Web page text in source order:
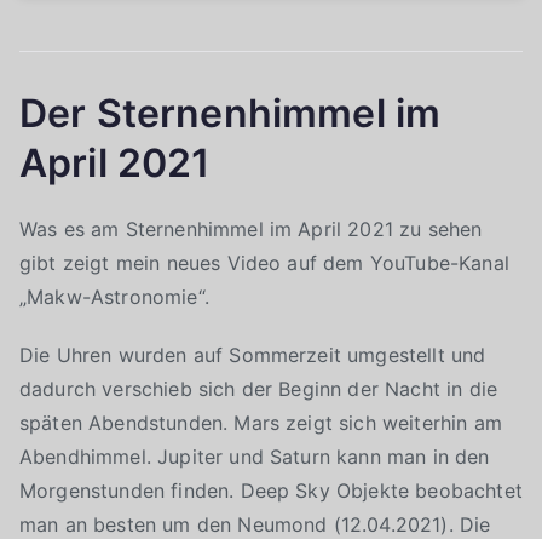
Der Sternenhimmel im
April 2021
Was es am Sternenhimmel im April 2021 zu sehen
gibt zeigt mein neues Video auf dem YouTube-Kanal
„Makw-Astronomie“.
Die Uhren wurden auf Sommerzeit umgestellt und
dadurch verschieb sich der Beginn der Nacht in die
späten Abendstunden. Mars zeigt sich weiterhin am
Abendhimmel. Jupiter und Saturn kann man in den
Morgenstunden finden. Deep Sky Objekte beobachtet
man an besten um den Neumond (12.04.2021). Die